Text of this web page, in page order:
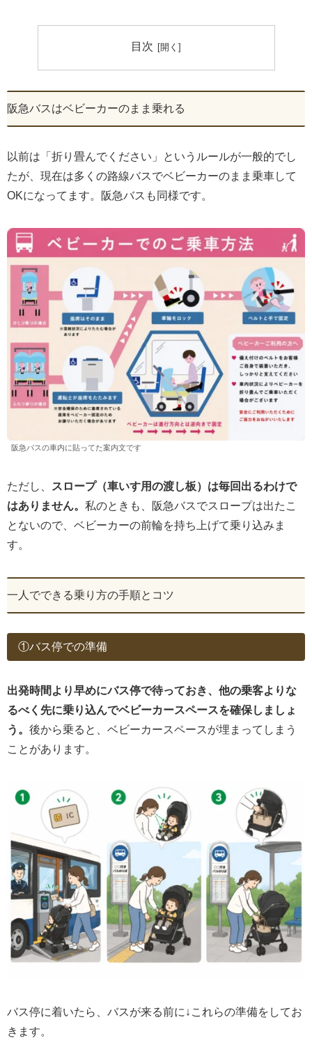
目次
阪急バスはベビーカーのまま乗れる
以前は「折り畳んでください」というルールが一般的でし
たが、現在は多くの路線バスでベビーカーのまま乗車して
OKになってます。阪急バスも同様です。
阪急バスの車内に貼ってた案内文です
ただし、
スロープ（車いす用の渡し板）は毎回出るわけで
はありません。 私のときも、阪急バスでスロープは出たこ
とないので、ベビーカーの前輪を持ち上げて乗り込みま
す。
一人でできる乗り方の手順とコツ
①バス停での準備
出発時間より早めにバス停で待っておき、他の乗客よりな
るべく先に乗り込んでベビーカースペースを確保しましょ
う。 後から乗ると、ベビーカースペースが埋まってしまう
ことがあります。
バス停に着いたら、バスが来る前に↓これらの準備をしてお
きます。